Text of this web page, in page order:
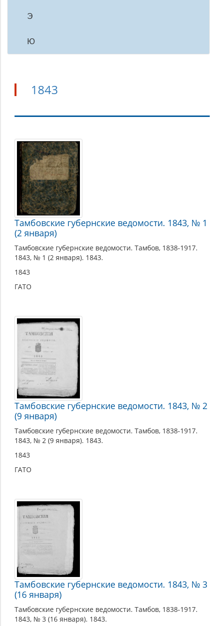
Э
Ю
1843
1843
Тамбовские губернские ведомости. 1843, № 1
(2 января)
Тамбовские губернские ведомости. Тамбов, 1838-1917.
1843, № 1 (2 января). 1843.
1843
ГАТО
Тамбовские губернские ведомости. 1843, № 2
(9 января)
Тамбовские губернские ведомости. Тамбов, 1838-1917.
1843, № 2 (9 января). 1843.
1843
ГАТО
Тамбовские губернские ведомости. 1843, № 3
(16 января)
Тамбовские губернские ведомости. Тамбов, 1838-1917.
1843, № 3 (16 января). 1843.